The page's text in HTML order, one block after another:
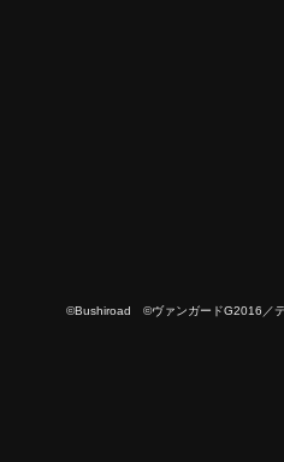
©Bushiroad ©ヴァンガードG2016／